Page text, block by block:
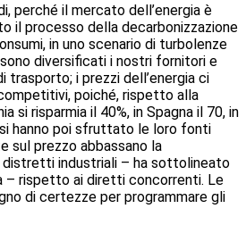
perché il mercato dell’energia è
il processo della decarbonizzazione
in uno scenario di turbolenze
diversificati i nostri fornitori e
trasporto; i prezzi dell’energia ci
poiché, rispetto alla
si risparmia il 40%, in Spagna il 70, in
hanno poi sfruttato le loro fonti
sul prezzo abbassano la
industriali – ha sottolineato
– rispetto ai diretti concorrenti. Le
di certezze per programmare gli